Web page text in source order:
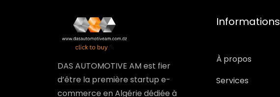
DAS AUTOMOTIVE AM est fier
d’être la première startup e-
commerce en Algérie dédiée à
Informations
À propos
Services